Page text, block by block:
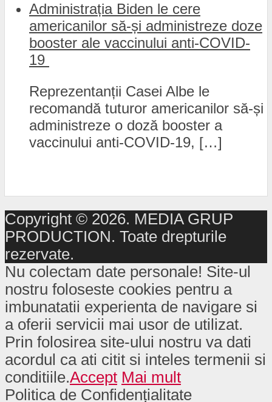
Administrația Biden le cere
americanilor să-și administreze doze
booster ale vaccinului anti-COVID-
19
Reprezentanții Casei Albe le
recomandă tuturor americanilor să-și
administreze o doză booster a
vaccinului anti-COVID-19, […]
Copyright © 2026. MEDIA GRUP
PRODUCTION. Toate drepturile
rezervate.
Nu colectam date personale! Site-ul
nostru foloseste cookies pentru a
imbunatatii experienta de navigare si
a oferii servicii mai usor de utilizat.
Prin folosirea site-ului nostru va dati
acordul ca ati citit si inteles termenii si
conditiile.Accept Mai mult
Politica de Confidențialitate